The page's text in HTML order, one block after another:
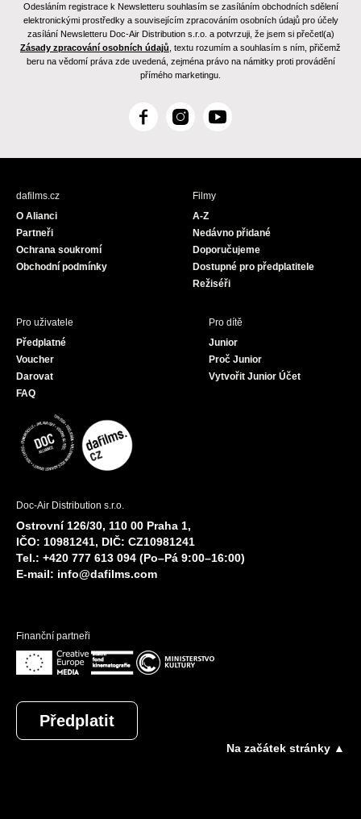
Odesláním registrace k Newsletteru souhlasím se zasíláním obchodních sdělení
elektronickými prostředky a souvisejícím zpracováním osobních údajů pro účely
zasílání Newsletteru Doc-Air Distribution s.r.o. a potvrzuji, že jsem si přečetl(a)
Zásady zpracování osobních údajů , textu rozumím a souhlasím s ním, přičemž
beru na vědomí práva zde uvedená, zejména právo na námitky proti provádění
přímého marketingu.
F
c
I
s
Y
u
dafilms.cz
O Alianci
Partneři
Ochrana soukromí
Obchodní podmínky
Filmy
A-Z
Nedávno přidané
Doporučujeme
Dostupné pro předplatitele
Režiséři
Pro uživatele
Předplatné
Voucher
Darovat
FAQ
Pro dítě
Junior
Proč Junior
Vytvořit Junior Účet
Doc-Air Distribution s.r.o.
Ostrovní 126/30, 110 00 Praha 1,
IČO: 10981241, DIČ: CZ10981241
Tel.: +420 777 613 094 (Po–Pá 9:00–16:00)
E-mail: info@dafilms.com
Finanční partneři
Předplatit
Na začátek stránky ▲